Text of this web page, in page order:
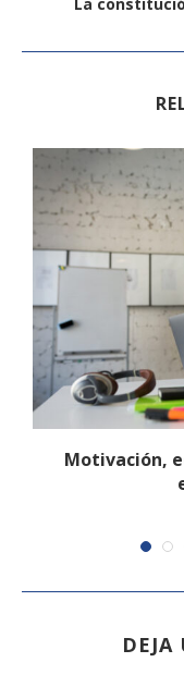
Motivación,
DEJA